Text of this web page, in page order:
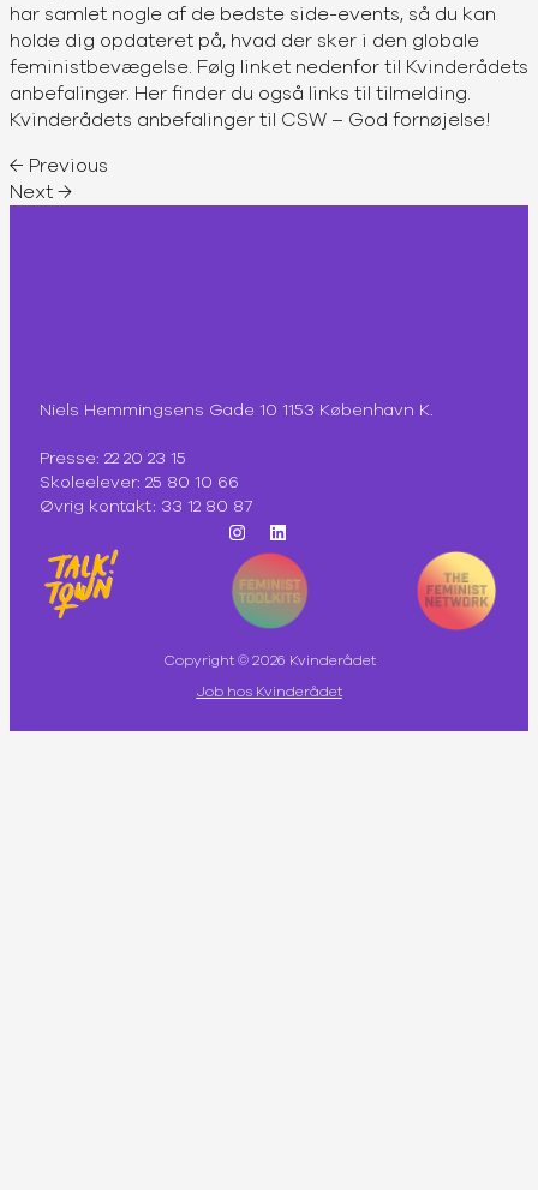
har samlet nogle af de bedste side-events, så du kan
holde dig opdateret på, hvad der sker i den globale
feministbevægelse. Følg linket nedenfor til Kvinderådets
anbefalinger. Her finder du også links til tilmelding.
Kvinderådets anbefalinger til CSW – God fornøjelse!
← Previous
Next →
Copyright © 2026 Kvinderådet
Job hos Kvinderådet
Niels Hemmingsens Gade 10 1153 København K.
Presse: 22 20 23 15
Skoleelever: 25 80 10 66
Øvrig kontakt: 33 12 80 87